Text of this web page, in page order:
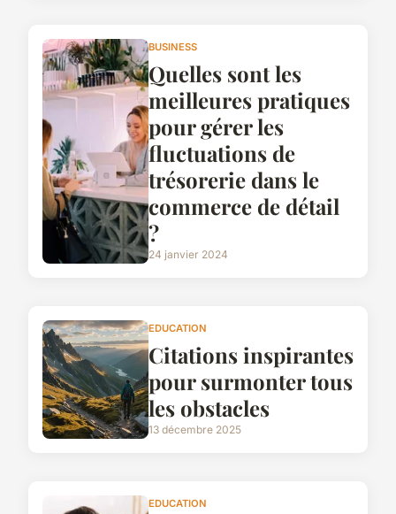
BUSINESS
Quelles sont les
meilleures pratiques
pour gérer les
fluctuations de
trésorerie dans le
commerce de détail
?
24 janvier 2024
EDUCATION
Citations inspirantes
pour surmonter tous
les obstacles
13 décembre 2025
EDUCATION